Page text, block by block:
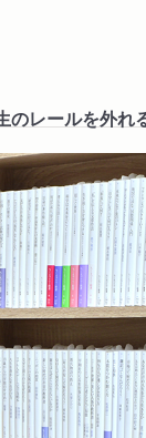
載されました
けかた』インタ
豊さんの対談
評者：大澤聡
レールを外れ